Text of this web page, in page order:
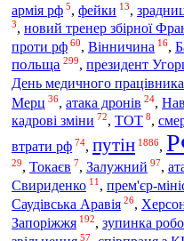
армія рф 5, фейки 13,
3, новий тренер збірної
проти рф 60, Вінничина 16,
польща 299, президент
День медичного працівника
Мерц 36, атака дронів 24,
кадрові зміни 72, ТОТ 8,
втрати рф 74, путін 1886,
29, Токаєв 7, Залужний 97,
Свириденко 11 , прем'єр-
Саудівська Аравія 26,
Запоріжжя 192, зупинка
57